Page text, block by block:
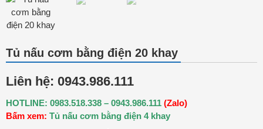
Tủ nấu cơm bằng điện 20 khay
Liên hệ: 0943.986.111
HOTLINE: 0983.518.338 – 0943.986.111 (Zalo)
Bấm xem: Tủ nấu cơm bằng điện 4 khay